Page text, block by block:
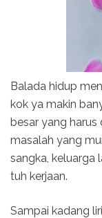
Balada hidup
kok ya makin
besar yang harus
masalah yang
sangka, keluarga
tuh kerjaan.
Sampai kadang